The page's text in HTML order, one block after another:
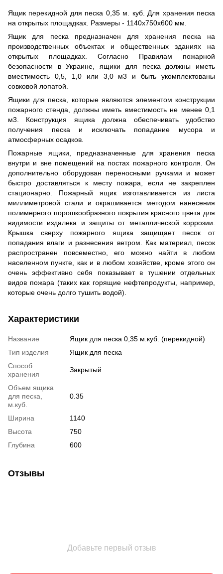
Ящик перекидной для песка 0,35 м. куб. Для хранения песка
на открытых площадках. Размеры - 1140х750х600 мм.
Ящик для песка предназначен для хранения песка на
производственных объектах и общественных зданиях на
открытых площадках. Согласно Правилам пожарной
безопасности в Украине, ящики для песка должны иметь
вместимость 0,5, 1,0 или 3,0 м3 и быть укомплектованы
совковой лопатой.
Ящики для песка, которые являются элементом конструкции
пожарного стенда, должны иметь вместимость не менее 0,1
м3. Конструкция ящика должна обеспечивать удобство
получения песка и исключать попадание мусора и
атмосферных осадков.
Пожарные ящики, предназначенные для хранения песка
внутри и вне помещений на постах пожарного контроля. Он
дополнительно оборудован переносными ручками и может
быстро доставляться к месту пожара, если не закреплен
стационарно. Пожарный ящик изготавливается из листа
миллиметровой стали и окрашивается методом нанесения
полимерного порошкообразного покрытия красного цвета для
видимости издалека и защиты от металлической коррозии.
Крышка сверху пожарного ящика защищает песок от
попадания влаги и разнесения ветром. Как материал, песок
распространен повсеместно, его можно найти в любом
населенном пункте, как и в любом хозяйстве, кроме этого он
очень эффективно себя показывает в тушении отдельных
видов пожара (таких как горящие нефтепродукты, например,
которые очень долго тушить водой).
Характеристики
Название
Ящик для песка 0,35 м.куб. (перекидной)
Тип изделия
Ящик для песка
Способ
хранения
Закрытый
Объем ящика
для песка,
м.куб.
0.35
Ширина
1140
Высота
750
Глубина
600
Отзывы
Добавьте первый отзыв